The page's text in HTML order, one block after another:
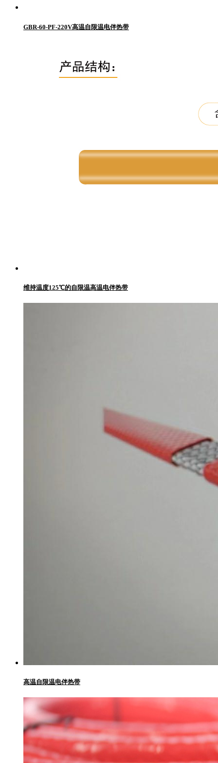
GBR-60-PF-220V高温自限温电伴热带
维持温度125℃的自限温高温电伴热带
高温自限温电伴热带